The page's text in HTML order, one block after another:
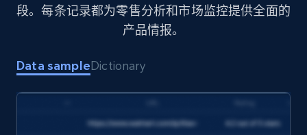
Title, Seller name, Brand, Description, Initial
price, Final price, Final price high, Currency, and
more.
eCommerce
段。每条记录都为零售分析和市场监控提供全面的
产品情报。
Data sampleDictionary